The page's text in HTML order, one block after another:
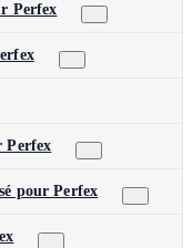
Perfex
Perfex
pour Perfex